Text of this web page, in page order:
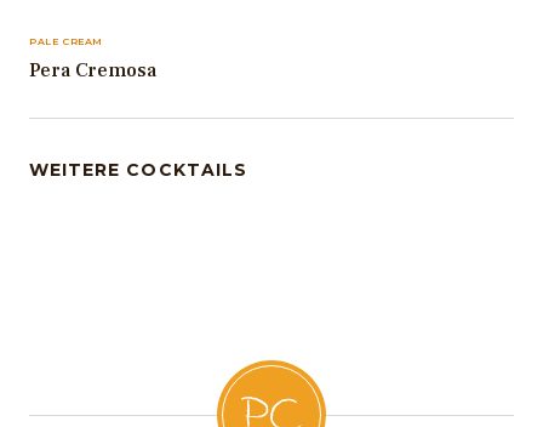
PALE CREAM
Pera Cremosa
WEITERE COCKTAILS